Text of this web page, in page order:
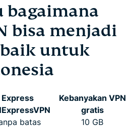
bagaimana
bisa menjadi
untuk
Express
ExpressVPN
Kebanyakan VPN
gratis
batas
10 GB